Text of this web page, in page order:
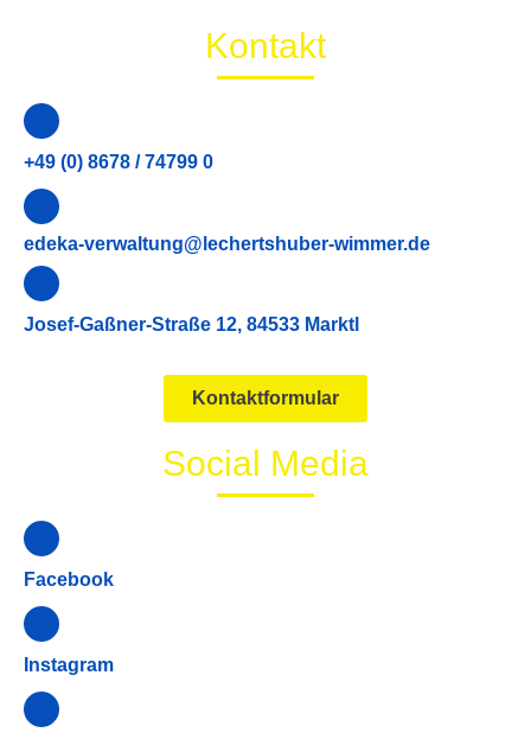
Kontakt
+49 (0) 8678 / 74799 0
edeka-verwaltung@lechertshuber-wimmer.de
Josef-Gaßner-Straße 12, 84533 Marktl
Kontaktformular
Social Media
Facebook
Instagram